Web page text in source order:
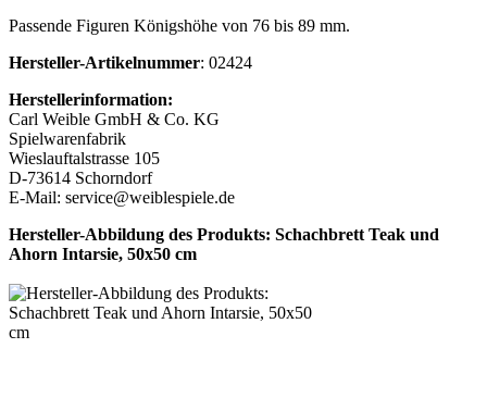
Passende Figuren Königshöhe von 76 bis 89 mm.
Hersteller-Artikelnummer: 02424
Herstellerinformation:
Carl Weible GmbH & Co. KG
Spielwarenfabrik
Wieslauftalstrasse 105
D-73614 Schorndorf
E-Mail: service@weiblespiele.de
Hersteller-Abbildung des Produkts: Schachbrett Teak und
Ahorn Intarsie, 50x50 cm